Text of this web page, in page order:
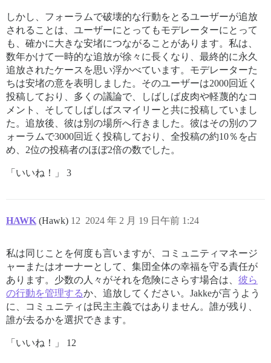
しかし、フォーラムで破壊的な行動をとるユーザーが追放
されることは、ユーザーにとってもモデレーターにとって
も、確かに大きな安堵につながることがあります。私は、
数年かけて一時的な追放が徐々に長くなり、最終的に永久
追放されたケースを思い浮かべています。モデレーターた
ちは安堵の意を表明しました。そのユーザーは2000回近く
投稿しており、多くの議論で、しばしば皮肉や軽蔑的なコ
メント、そしてしばしばスマイリーと共に投稿していまし
た。追放後、彼は別の場所へ行きました。彼はその別のフ
ォーラムで3000回近く投稿しており、全投稿の約10％を占
め、2位の投稿者のほぼ2倍の数でした。
「いいね！」 3
HAWK (Hawk) 2024 年 2 月 19 日午前 1:24
12
私は同じことを何度も言いますが、コミュニティマネージ
ャーまたはオーナーとして、集団全体の幸福を守る責任が
あります。少数の人々がそれを危険にさらす場合は、 彼ら
の行動を管理するか、追放してください。Jakkeが言うよう
に、コミュニティは民主主義ではありません。誰が残り、
誰が去るかを選択できます。
「いいね！」 12